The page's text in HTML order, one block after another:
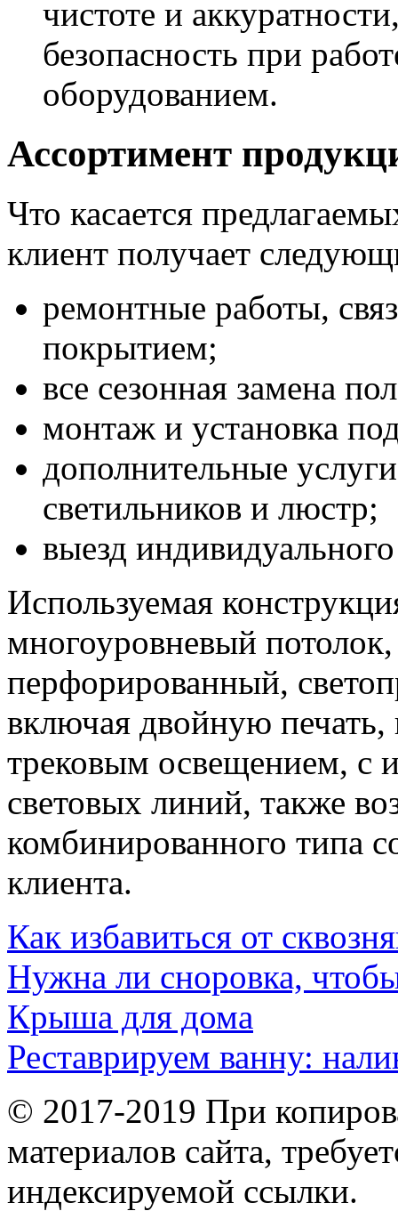
чистоте и
безопасность при
оборудованием.
Ассортимент
Что касается
клиент получает
ремонтные работы,
покрытием;
все сезонная замена
монтаж и установка
дополнительные
светильников и люстр;
выезд
Используемая
многоуровневый
перфорированный,
включая двойную
трековым освещением, с
световых линий, также
комбинированного типа
клиента.
Как избавиться от
Нужна ли сноровка,
Крыша для дома
Реставрируем ванну:
© 2017-2019 При
материалов сайта,
индексируемой ссылки.